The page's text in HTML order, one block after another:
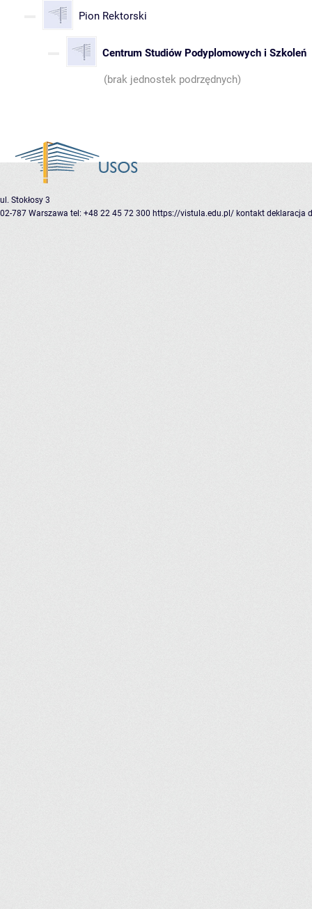
Pion Rektorski
Centrum Studiów Podyplomowych i Szkoleń
(brak jednostek podrzędnych)
ul. Stokłosy 3
02-787 Warszawa tel: +48 22 45 72 300 https://vistula.edu.pl/ kontakt deklaracja